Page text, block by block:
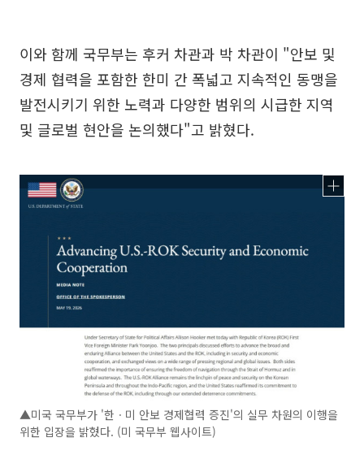
이와 함께 국무부는 후커 차관과 박 차관이 "안보 및
경제 협력을 포함한 한미 간 폭넓고 지속적인 동맹을
발전시키기 위한 노력과 다양한 범위의 시급한 지역
및 글로벌 현안을 논의했다"고 밝혔다.
▲미국 국무부가 '한ㆍ미 안보 경제협력 증진'의 실무 차원의 이행을
위한 입장을 밝혔다. (미 국무부 웹사이트)